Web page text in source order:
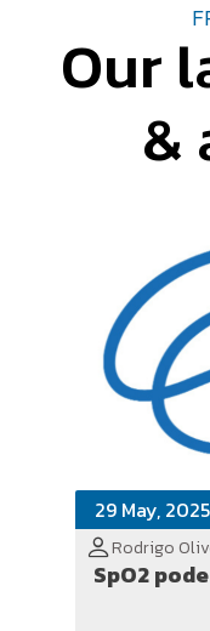
Our
&
29 May, 2025
Rodrigo